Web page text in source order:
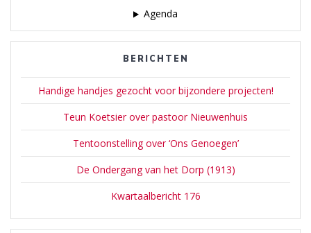
Agenda
BERICHTEN
Handige handjes gezocht voor bijzondere projecten!
Teun Koetsier over pastoor Nieuwenhuis
Tentoonstelling over ‘Ons Genoegen’
De Ondergang van het Dorp (1913)
Kwartaalbericht 176